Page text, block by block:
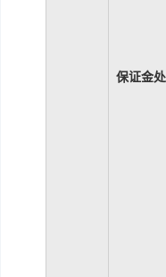
保证金